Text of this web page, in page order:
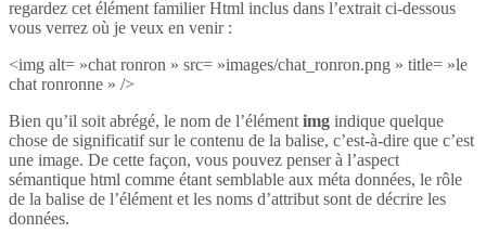
regardez cet élément familier Html inclus dans l’extrait ci-dessous
vous verrez où je veux en venir :
<img alt= »chat ronron » src= »images/chat_ronron.png » title= »le
chat ronronne » />
Bien qu’il soit abrégé, le nom de l’élément img indique quelque
chose de significatif sur le contenu de la balise, c’est-à-dire que c’est
une image. De cette façon, vous pouvez penser à l’aspect
sémantique html comme étant semblable aux méta données, le rôle
de la balise de l’élément et les noms d’attribut sont de décrire les
données.